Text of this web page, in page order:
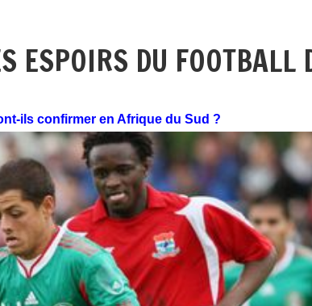
DU FOOTBALL
ils confirmer en Afrique du Sud ?